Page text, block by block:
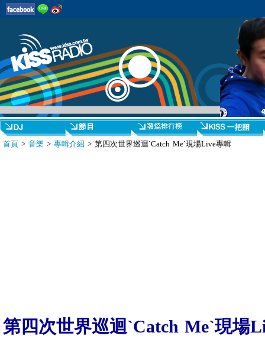
首頁 > 音樂 > 專輯介紹 > 第四次世界巡迴`Catch Me`現場Live專輯
第四次世界巡迴`Catch Me`現場